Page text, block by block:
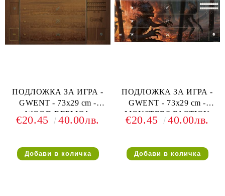
ПОДЛОЖКА ЗА ИГРА -
GWENT - 73х29 cm -
WOOD REPLICA
PLAYMAT (ЗА 1 ИГРАЧ)
€20.45 40.00лв.
ПОДЛОЖКА ЗА ИГРА -
GWENT - 73х29 cm -
MONSTERS FACTION
PLAYMAT (ЗА 1 ИГРАЧ)
€20.45 40.00лв.